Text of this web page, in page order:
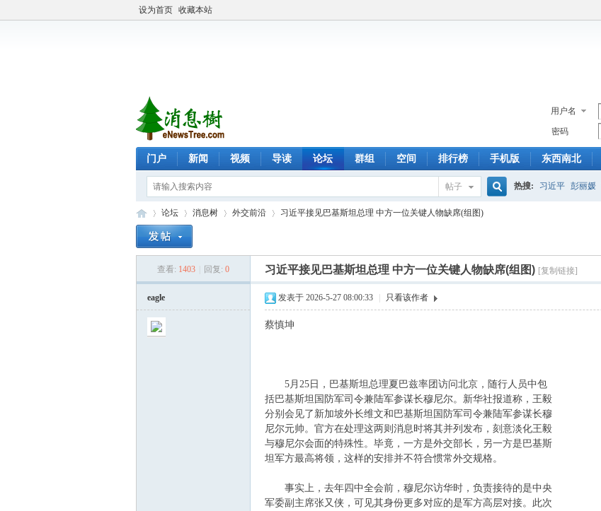
设为首页 收藏本站
用户名
密码
门户 新闻 视频 导读 论坛 群组 空间 排行榜 手机版 东西南北
帖子
索
热搜: 习近平 彭丽媛
论坛
›
消息树
›
外交前沿
›
习近平接见巴基斯坦总理 中方一位关键人物缺席(组图)
查看: 1403 回复: 0 习近平接见巴基斯坦总理 中方一位关键人物缺席(组图) [复制链接]
eagle 发表于 2026-5-27 08:00:33 只看该作者
蔡慎坤
5月25日，巴基斯坦总理夏巴兹率团访问北京，随行人员中包
括巴基斯坦国防军司令兼陆军参谋长穆尼尔。新华社报道称，王毅
分别会见了新加坡外长维文和巴基斯坦国防军司令兼陆军参谋长穆
尼尔元帅。官方在处理这两则消息时将其并列发布，刻意淡化王毅
与穆尼尔会面的特殊性。毕竟，一方是外交部长，另一方是巴基斯
坦军方最高将领，这样的安排并不符合惯常外交规格。
事实上，去年四中全会前，穆尼尔访华时，负责接待的是中央
军委副主席张又侠，可见其身份更多对应的是军方高层对接。此次